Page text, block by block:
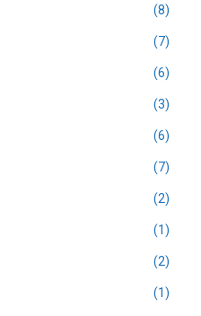
(8)
(7)
(6)
(3)
(6)
(7)
(2)
(1)
(2)
(1)